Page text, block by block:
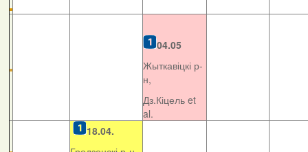
04.05
Жыткавіцкі р-
н,
Дз.Кіцель et
al.
18.04.